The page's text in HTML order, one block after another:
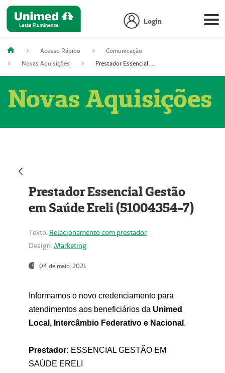
Login
Acesso Rápido
Comunicação
Novas Aquisições
Prestador Essencial Gestão em Saúde Ereli (51004354-7)
Novas Aquisições
Prestador Essencial Gestão
em Saúde Ereli (51004354-7)
Texto: Relacionamento com prestador
Design: Marketing
04 de maio, 2021
Informamos o novo credenciamento para
atendimentos aos beneficiários da Unimed
Local, Intercâmbio Federativo e Nacional .
Prestador: ESSENCIAL GESTÃO EM
SAÚDE ERELI